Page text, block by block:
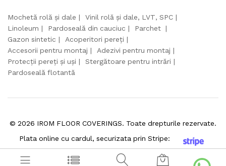
Mochetă rolă și dale
Vinil rolă și dale, LVT, SPC
Linoleum
Pardoseală din cauciuc
Parchet
Gazon sintetic
Acoperitori pereți
Accesorii pentru montaj
Adezivi pentru montaj
Protecții pereți și uși
Stergătoare pentru intrări
Pardoseală flotantă
© 2026 IROM FLOOR COVERINGS. Toate drepturile rezervate.
Plata online cu cardul, securizata prin Stripe: